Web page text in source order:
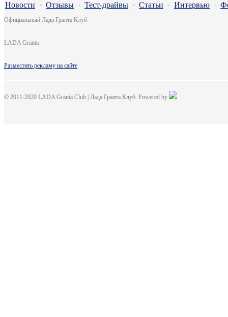
Новости · Отзывы · Тест-драйвы · Статьи · Интервью ·
Официальный Лада Гранта Клуб
LADA Granta
Разместить рекламу на сайте
© 2011-2020 LADA Granta Club | Лада Гранта Клуб. Powered by